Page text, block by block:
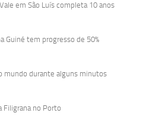
em São Luís completa 10 anos
Guiné tem progresso de 50%
mundo durante alguns minutos
Filigrana no Porto